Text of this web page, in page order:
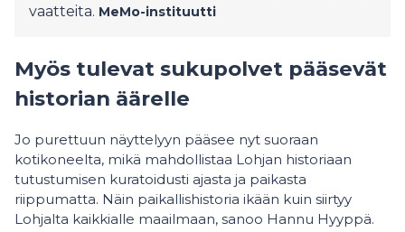
vaatteita. MeMo-instituutti
Myös tulevat sukupolvet pääsevät
historian äärelle
Jo purettuun näyttelyyn pääsee nyt suoraan
kotikoneelta, mikä mahdollistaa Lohjan historiaan
tutustumisen kuratoidusti ajasta ja paikasta
riippumatta. Näin paikallishistoria ikään kuin siirtyy
Lohjalta kaikkialle maailmaan, sanoo Hannu Hyyppä.